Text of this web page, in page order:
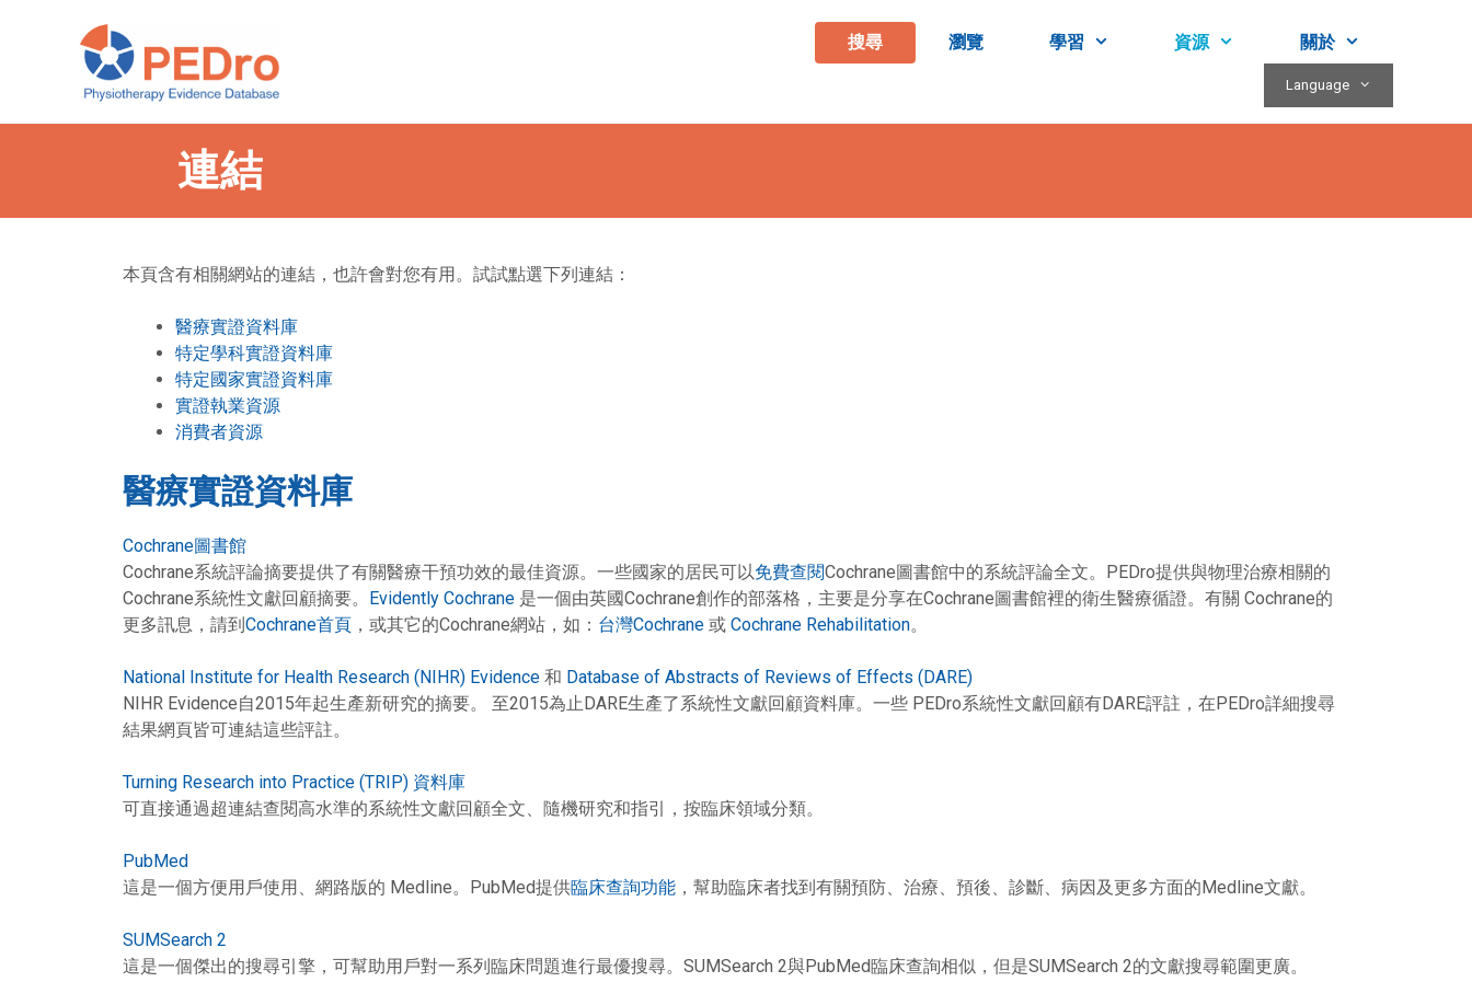
搜尋 瀏覽 學習 資源 關於
Language
連結
本頁含有相關網站的連結，也許會對您有用。試試點選下列連結：
醫療實證資料庫
特定學科實證資料庫
特定國家實證資料庫
實證執業資源
消費者資源
醫療實證資料庫
Cochrane圖書館
Cochrane系統評論摘要提供了有關醫療干預功效的最佳資源。一些國家的居民可以免費查閱Cochrane圖書館中的系統評論全文。PEDro提供與物理治療相關的
Cochrane系統性文獻回顧摘要。 Evidently Cochrane 是一個由英國Cochrane創作的部落格，主要是分享在Cochrane圖書館裡的衛生醫療循證。有關 Cochrane的
更多訊息，請到Cochrane首頁 ，或其它的Cochrane網站，如： 台灣Cochrane 或 Cochrane Rehabilitation。
National Institute for Health Research (NIHR) Evidence 和 Database of Abstracts of Reviews of Effects (DARE)
NIHR Evidence自2015年起生產新研究的摘要。 至2015為止DARE生產了系統性文獻回顧資料庫。一些 PEDro系統性文獻回顧有DARE評註，在PEDro詳細搜尋
結果網頁皆可連結這些評註。
Turning Research into Practice (TRIP) 資料庫
可直接通過超連結查閱高水準的系統性文獻回顧全文、隨機研究和指引，按臨床領域分類。
PubMed
這是一個方便用戶使用、網路版的 Medline。PubMed提供臨床查詢功能 ，幫助臨床者找到有關預防、治療、預後、診斷、病因及更多方面的Medline文獻。
SUMSearch 2
這是一個傑出的搜尋引擎，可幫助用戶對一系列臨床問題進行最優搜尋。SUMSearch 2與PubMed臨床查詢相似，但是SUMSearch 2的文獻搜尋範圍更廣。